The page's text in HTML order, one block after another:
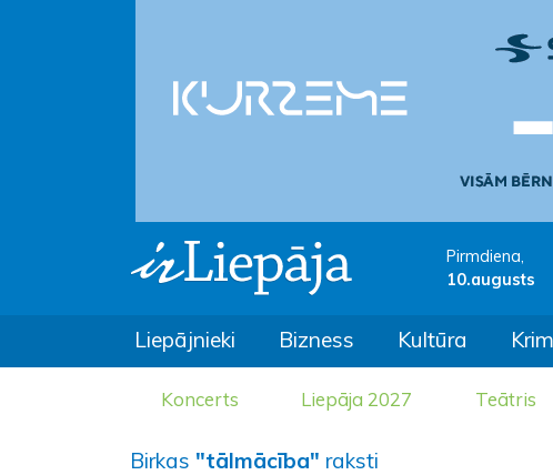
Pirmdiena,
10.augusts
Liepājnieki Bizness Kultūra
Koncerts Liepāja 2027 Teātris
Birkas "tālmācība" raksti